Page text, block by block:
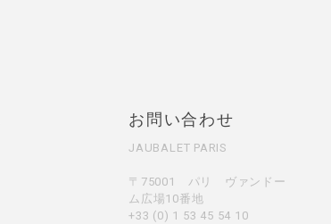
お問い合わせ
JAUBALET PARIS
〒75001 パリ ヴァンドー
ム広場10番地
+33 (0) 1 53 45 54 10